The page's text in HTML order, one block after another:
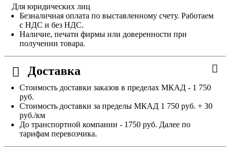
Для юридических лиц
Безналичная оплата по выставленному счету. Работаем
с НДС и без НДС.
Наличие, печати фирмы или доверенности при
получении товара.
Доставка
Стоимость доставки заказов в пределах МКАД - 1 750
руб.
Стоимость доставки за пределы МКАД 1 750 руб. + 30
руб./км
До транспортной компании - 1750 руб. Далее по
тарифам перевозчика.